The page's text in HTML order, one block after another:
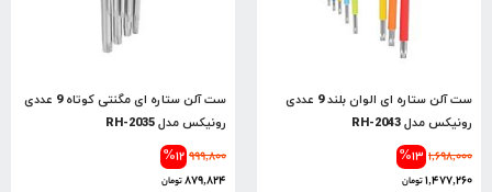
ست آلن ستاره ای الوان بلند 9 عددی
رونیکس مدل RH-2043
%13 1,698,000
1,477,260تومان
ست آلن ستاره ای مگنتی کوتاه 9 عددی
رونیکس مدل RH-2035
%12 999,800
879,824تومان